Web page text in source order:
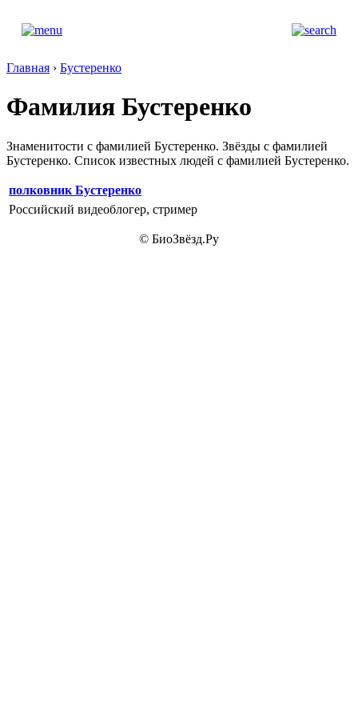
Главная › Бустеренко
Фамилия Бустеренко
Знаменитости с фамилией Бустеренко. Звёзды с фамилией
Бустеренко. Список известных людей с фамилией Бустеренко.
полковник Бустеренко
Российский видеоблогер, стример
© БиоЗвёзд.Ру